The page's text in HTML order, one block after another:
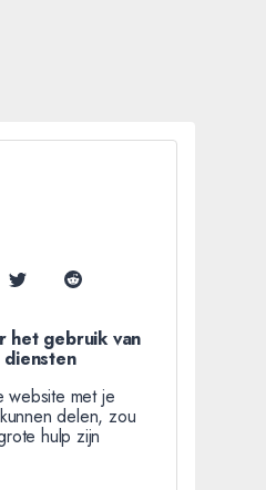
het gebruik van
diensten
website met je
delen, zou
hulp zijn